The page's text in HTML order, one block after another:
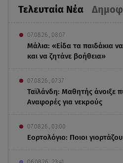
Τελευταία Νέα
07.08.26 , 08:07
Μάλια: «Είδα τα παιδάκια
και να ζητάνε βοήθεια»
07.08.26 , 07:37
Ταϊλάνδη: Μαθητής άνοιξε
Αναφορές για νεκρούς
07.08.26 , 03:00
Εορτολόγιο: Ποιοι